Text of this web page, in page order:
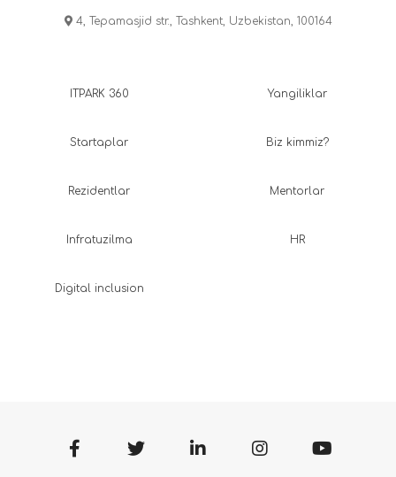
4, Tepamasjid str., Tashkent, Uzbekistan, 100164
ITPARK 360
Startaplar
Rezidentlar
Infratuzilma
Digital inclusion
Yangiliklar
Biz kimmiz?
Mentorlar
HR